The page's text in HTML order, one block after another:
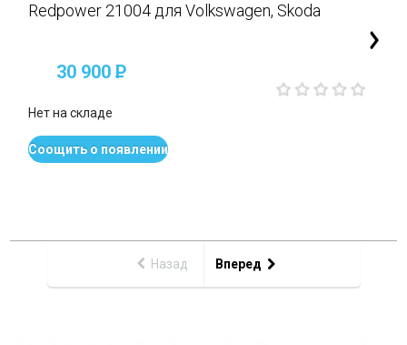
Redpower 21004 для Volkswagen, Skoda
30 900 P
Нет на складе
Соощить о появлении
Назад Вперед